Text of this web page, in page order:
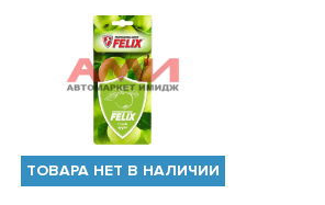
БЫСТРЫЙ ПРОСМОТР
ТОВАРА НЕТ В НАЛИЧИИ